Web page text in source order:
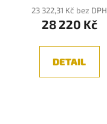
produktu
je
z
23 322,31 Kč bez DPH
28 220 Kč
DETAIL